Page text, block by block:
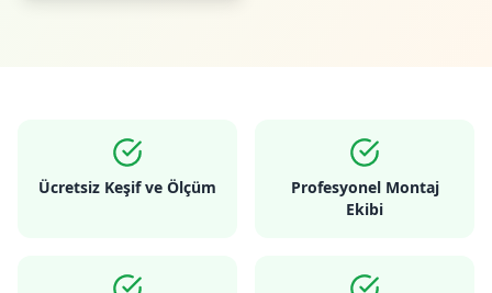
Ücretsiz Keşif ve Ölçüm
Profesyonel Montaj
Ekibi